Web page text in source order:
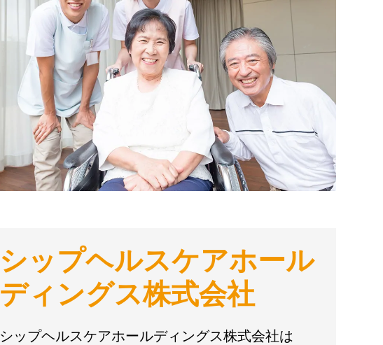
シップヘルスケアホール
ディングス株式会社
シップヘルスケアホールディングス株式会社は